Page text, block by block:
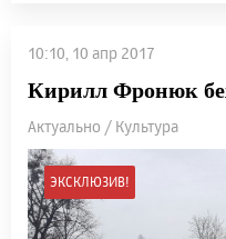
10:10, 10 апр 2017
Кирилл Фронюк
Актуально / Культура
ЭКСКЛЮЗИВ!